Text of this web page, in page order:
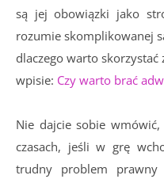
są jej obowiązki jako
rozumie skomplikowanej
dlaczego warto skorzystać
wpisie: Czy warto brać
Nie dajcie sobie
czasach, jeśli w grę
trudny problem